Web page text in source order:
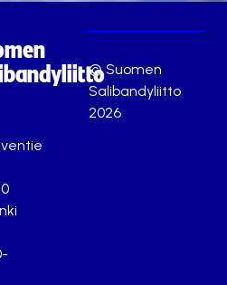
© Suomen
Salibandyliitto
2026